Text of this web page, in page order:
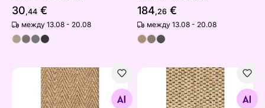
30,44 €
между 13.08 - 20.08
184,26 €
между 13.08 - 20.08
Narma ковер Tuna™ gold 80x160 см
Найдите похожие
Narma ковер с низким
Найдите похожие